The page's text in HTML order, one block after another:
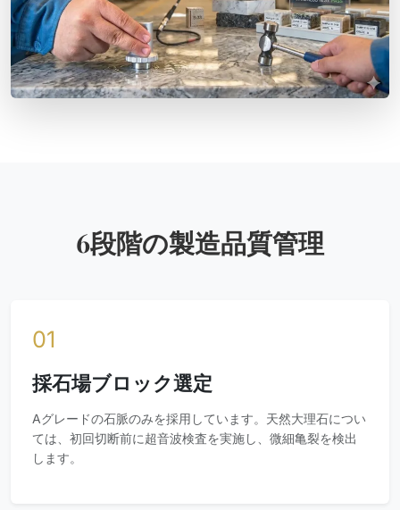
6段階の製造品質管理
01
採石場ブロック選定
Aグレードの石脈のみを採用しています。天然大理石につい
ては、初回切断前に超音波検査を実施し、微細亀裂を検出
します。